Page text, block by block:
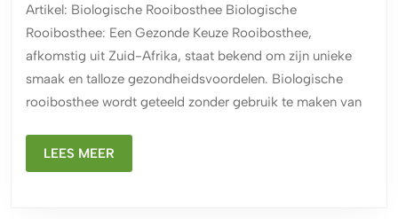
Biologische
Rooibosthee
uit
Zuid-
Afrika
Artikel: Biologische Rooibosthee Biologische
Rooibosthee: Een Gezonde Keuze Rooibosthee,
afkomstig uit Zuid-Afrika, staat bekend om zijn unieke
smaak en talloze gezondheidsvoordelen. Biologische
rooibosthee wordt geteeld zonder gebruik te maken van
LEES MEER
MEER